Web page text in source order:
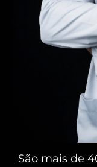
São mais de